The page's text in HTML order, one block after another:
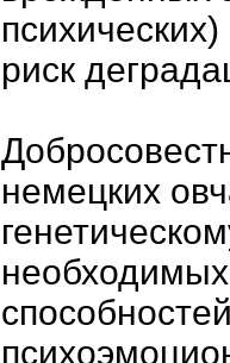
риск
немецких